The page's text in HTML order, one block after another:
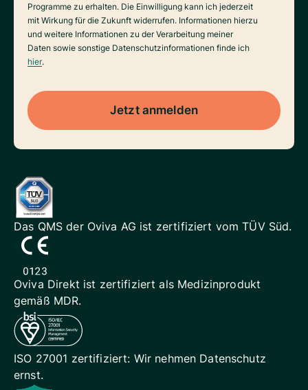
Programme zu erhalten. Die Einwilligung kann ich jederzeit
mit Wirkung für die Zukunft widerrufen. Informationen hierzu
und weitere Informationen zu der Verarbeitung meiner
Daten sowie sonstige Datenschutzinformationen finde ich
hier.
Jetzt anmelden
Das QMS der Oviva AG ist zertifiziert vom TÜV Süd.
Oviva Direkt ist zertifiziert als Medizinprodukt
gemäß MDR.
ISO 27001 zertifiziert: Wir nehmen Datenschutz
ernst.